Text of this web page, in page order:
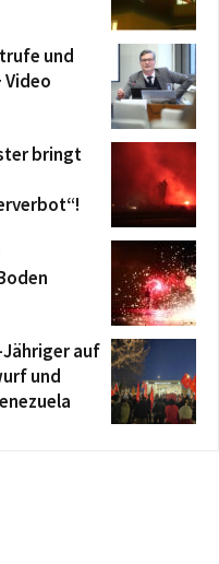
und
Video
bringt
Jähriger auf
und